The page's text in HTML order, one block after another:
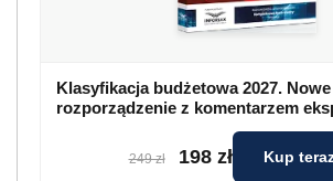
Klasyfikacja budżetowa 2027. Nowe
rozporządzenie z komentarzem
249 zł 198 zł Kup